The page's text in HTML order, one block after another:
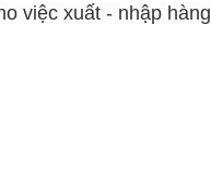
việc xuất - nhập